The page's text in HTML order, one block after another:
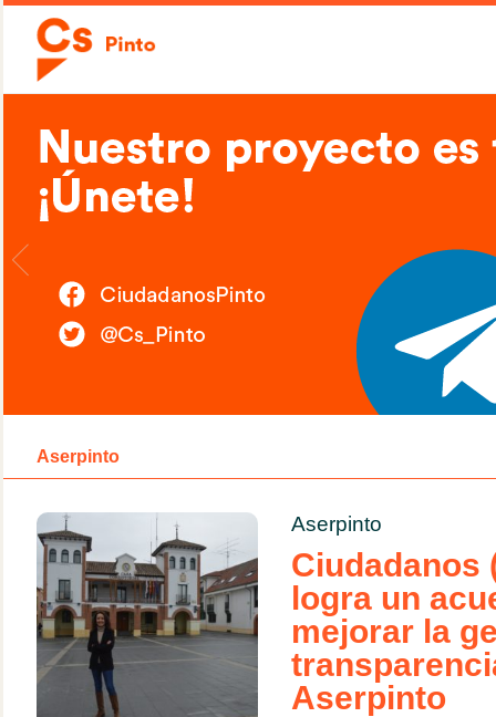
Aserpinto
Aserpinto
Ciudadanos
logra un
mejorar la
Aserpinto